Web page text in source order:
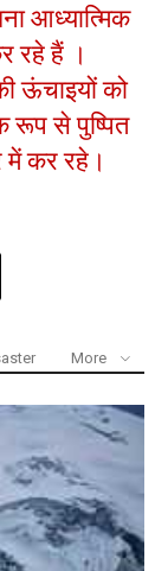
आध्यात्मिक
रहे हैं ।
ऊंचाइयों को
रूप से पुष्पित
कर रहे।
More